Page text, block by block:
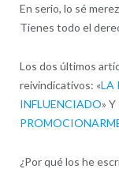
En serio, lo sé
Tienes todo el
Los dos últimos
reivindicativos: «LA
INFLUENCIADO» Y
¿Por qué los he